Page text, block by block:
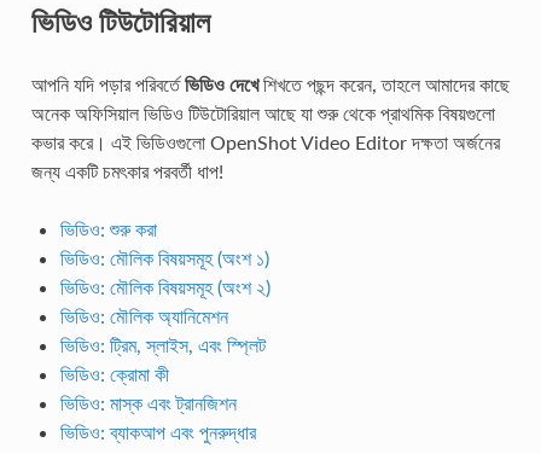
ভিডিও টিউটোরিয়াল
আপনি যদি পড়ার পরিবর্তেভিডিও দেখেশিখতে পছন্দ করেন, তাহলে আমাদের কাছে
অনেক অফিসিয়াল ভিডিও টিউটোরিয়াল আছে যা শুরু থেকে প্রাথমিক বিষয়গুলো
কভার করে। এই ভিডিওগুলো OpenShot Video Editor দক্ষতা অর্জনের
জন্য একটি চমৎকার পরবর্তী ধাপ!
ভিডিও: শুরু করা
ভিডিও: মৌলিক বিষয়সমূহ (অংশ ১)
ভিডিও: মৌলিক বিষয়সমূহ (অংশ ২)
ভিডিও: মৌলিক অ্যানিমেশন
ভিডিও: ট্রিম, স্লাইস, এবং স্প্লিট
ভিডিও: ক্রোমা কী
ভিডিও: মাস্ক এবং ট্রানজিশন
ভিডিও: ব্যাকআপ এবং পুনরুদ্ধার